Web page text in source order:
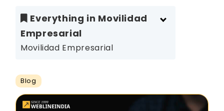
Everything in Movilidad
Empresarial
Movilidad Empresarial
Blog